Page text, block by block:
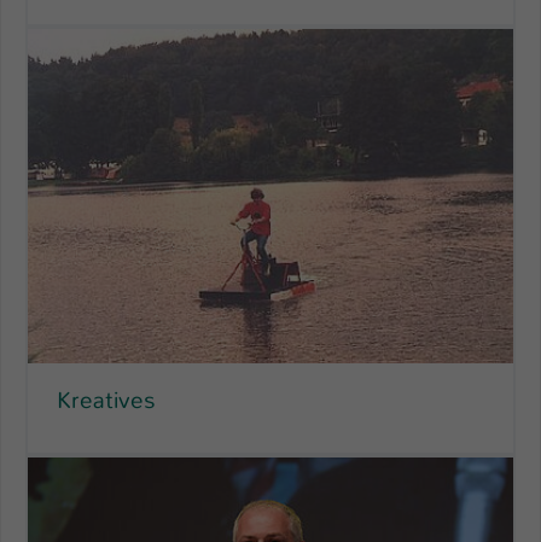
Kreatives
be_typo_user
1 Tag
Zweck
Dieser Cookie teilt der Webseite mit, ob
ein Besucher im Typo3-Backend
angemeldet ist und Rechte besitzt diese
zu verwalten.